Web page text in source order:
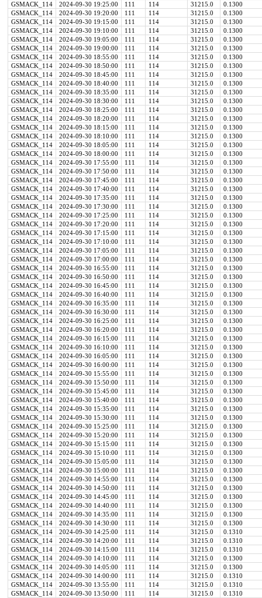
GSMACK_114
2024-09-30 19:25:00 111 114 31215.0
0.1300
GSMACK_114
2024-09-30 19:20:00 111 114 31215.0
0.1300
GSMACK_114
2024-09-30 19:15:00 111 114 31215.0
0.1300
GSMACK_114
2024-09-30 19:10:00 111 114 31215.0
0.1300
GSMACK_114
2024-09-30 19:05:00 111 114 31215.0
0.1300
GSMACK_114
2024-09-30 19:00:00 111 114 31215.0
0.1300
GSMACK_114
2024-09-30 18:55:00 111 114 31215.0
0.1300
GSMACK_114
2024-09-30 18:50:00 111 114 31215.0
0.1300
GSMACK_114
2024-09-30 18:45:00 111 114 31215.0
0.1300
GSMACK_114
2024-09-30 18:40:00 111 114 31215.0
0.1300
GSMACK_114
2024-09-30 18:35:00 111 114 31215.0
0.1300
GSMACK_114
2024-09-30 18:30:00 111 114 31215.0
0.1300
GSMACK_114
2024-09-30 18:25:00 111 114 31215.0
0.1300
GSMACK_114
2024-09-30 18:20:00 111 114 31215.0
0.1300
GSMACK_114
2024-09-30 18:15:00 111 114 31215.0
0.1300
GSMACK_114
2024-09-30 18:10:00 111 114 31215.0
0.1300
GSMACK_114
2024-09-30 18:05:00 111 114 31215.0
0.1300
GSMACK_114
2024-09-30 18:00:00 111 114 31215.0
0.1300
GSMACK_114
2024-09-30 17:55:00 111 114 31215.0
0.1300
GSMACK_114
2024-09-30 17:50:00 111 114 31215.0
0.1300
GSMACK_114
2024-09-30 17:45:00 111 114 31215.0
0.1300
GSMACK_114
2024-09-30 17:40:00 111 114 31215.0
0.1300
GSMACK_114
2024-09-30 17:35:00 111 114 31215.0
0.1300
GSMACK_114
2024-09-30 17:30:00 111 114 31215.0
0.1300
GSMACK_114
2024-09-30 17:25:00 111 114 31215.0
0.1300
GSMACK_114
2024-09-30 17:20:00 111 114 31215.0
0.1300
GSMACK_114
2024-09-30 17:15:00 111 114 31215.0
0.1300
GSMACK_114
2024-09-30 17:10:00 111 114 31215.0
0.1300
GSMACK_114
2024-09-30 17:05:00 111 114 31215.0
0.1300
GSMACK_114
2024-09-30 17:00:00 111 114 31215.0
0.1300
GSMACK_114
2024-09-30 16:55:00 111 114 31215.0
0.1300
GSMACK_114
2024-09-30 16:50:00 111 114 31215.0
0.1300
GSMACK_114
2024-09-30 16:45:00 111 114 31215.0
0.1300
GSMACK_114
2024-09-30 16:40:00 111 114 31215.0
0.1300
GSMACK_114
2024-09-30 16:35:00 111 114 31215.0
0.1300
GSMACK_114
2024-09-30 16:30:00 111 114 31215.0
0.1300
GSMACK_114
2024-09-30 16:25:00 111 114 31215.0
0.1300
GSMACK_114
2024-09-30 16:20:00 111 114 31215.0
0.1300
GSMACK_114
2024-09-30 16:15:00 111 114 31215.0
0.1300
GSMACK_114
2024-09-30 16:10:00 111 114 31215.0
0.1300
GSMACK_114
2024-09-30 16:05:00 111 114 31215.0
0.1300
GSMACK_114
2024-09-30 16:00:00 111 114 31215.0
0.1300
GSMACK_114
2024-09-30 15:55:00 111 114 31215.0
0.1300
GSMACK_114
2024-09-30 15:50:00 111 114 31215.0
0.1300
GSMACK_114
2024-09-30 15:45:00 111 114 31215.0
0.1300
GSMACK_114
2024-09-30 15:40:00 111 114 31215.0
0.1300
GSMACK_114
2024-09-30 15:35:00 111 114 31215.0
0.1300
GSMACK_114
2024-09-30 15:30:00 111 114 31215.0
0.1300
GSMACK_114
2024-09-30 15:25:00 111 114 31215.0
0.1300
GSMACK_114
2024-09-30 15:20:00 111 114 31215.0
0.1300
GSMACK_114
2024-09-30 15:15:00 111 114 31215.0
0.1300
GSMACK_114
2024-09-30 15:10:00 111 114 31215.0
0.1300
GSMACK_114
2024-09-30 15:05:00 111 114 31215.0
0.1300
GSMACK_114
2024-09-30 15:00:00 111 114 31215.0
0.1300
GSMACK_114
2024-09-30 14:55:00 111 114 31215.0
0.1300
GSMACK_114
2024-09-30 14:50:00 111 114 31215.0
0.1300
GSMACK_114
2024-09-30 14:45:00 111 114 31215.0
0.1300
GSMACK_114
2024-09-30 14:40:00 111 114 31215.0
0.1300
GSMACK_114
2024-09-30 14:35:00 111 114 31215.0
0.1300
GSMACK_114
2024-09-30 14:30:00 111 114 31215.0
0.1300
GSMACK_114
2024-09-30 14:25:00 111 114 31215.0
0.1310
GSMACK_114
2024-09-30 14:20:00 111 114 31215.0
0.1310
GSMACK_114
2024-09-30 14:15:00 111 114 31215.0
0.1310
GSMACK_114
2024-09-30 14:10:00 111 114 31215.0
0.1300
GSMACK_114
2024-09-30 14:05:00 111 114 31215.0
0.1300
GSMACK_114
2024-09-30 14:00:00 111 114 31215.0
0.1310
GSMACK_114
2024-09-30 13:55:00 111 114 31215.0
0.1310
GSMACK_114
2024-09-30 13:50:00 111 114 31215.0
0.1310